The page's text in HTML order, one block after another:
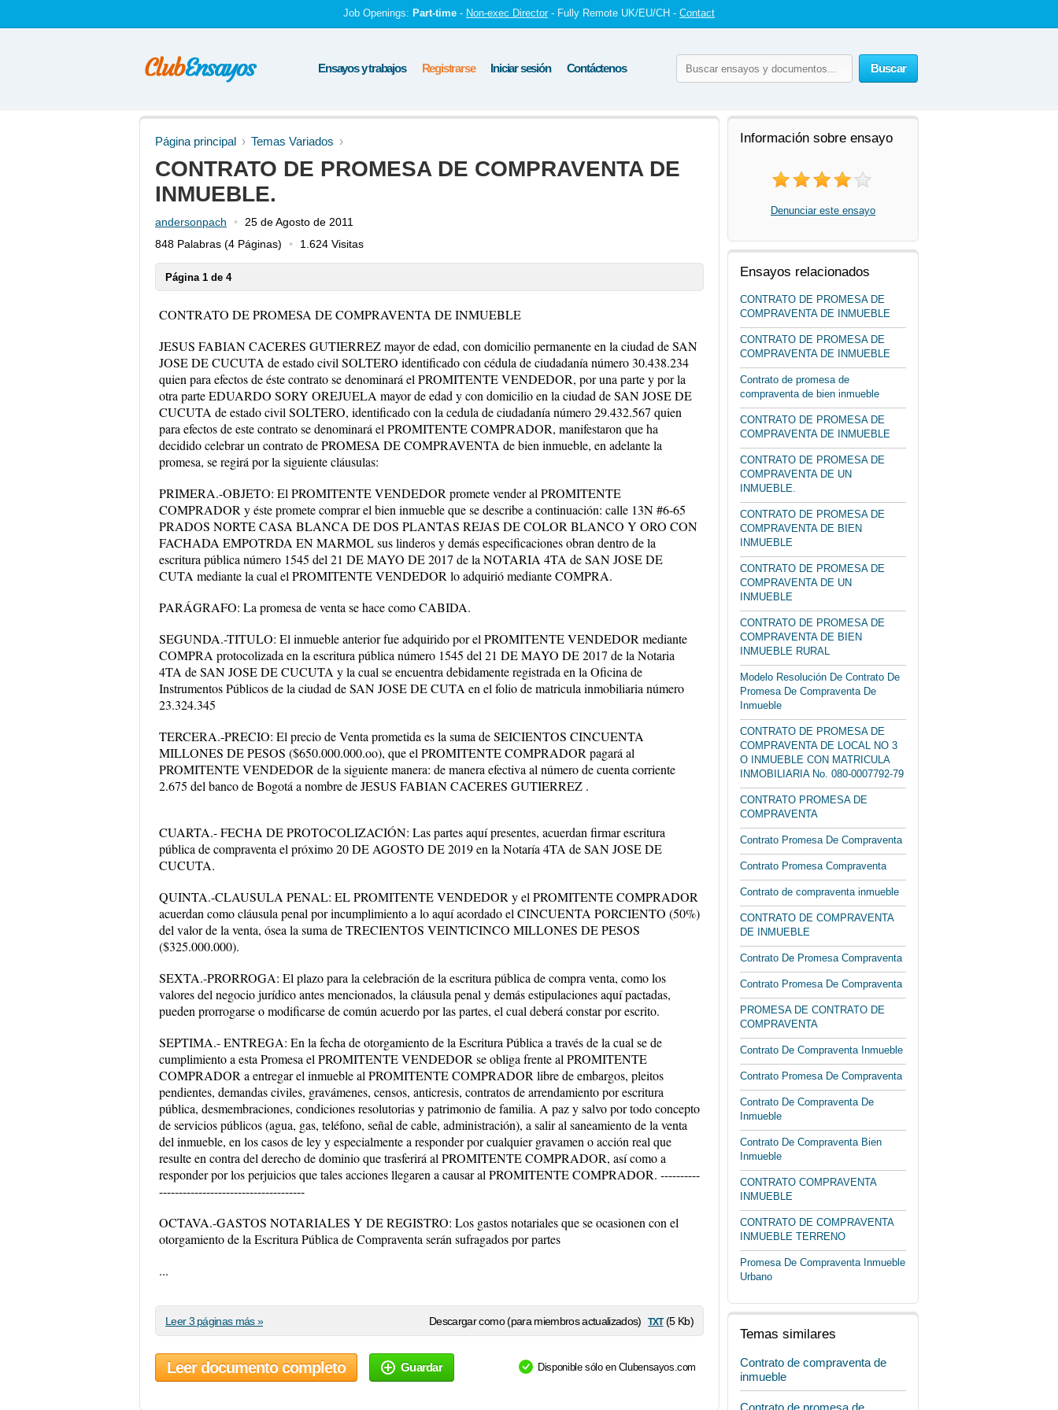
Job Openings: Part-time - Non-exec Director - Fully Remote UK/EU/CH - Contact
Buscar
Ensayos y trabajos Registrarse Iniciar sesión Contáctenos
Página principal Temas Variados
CONTRATO DE PROMESA DE COMPRAVENTA DE
INMUEBLE.
andersonpach
25 de Agosto de 2011
848 Palabras (4 Páginas) 1.624 Visitas
Página 1 de 4
CONTRATO DE PROMESA DE COMPRAVENTA DE INMUEBLE
JESUS FABIAN CACERES GUTIERREZ mayor de edad, con domicilio permanente en la ciudad de SAN
JOSE DE CUCUTA de estado civil SOLTERO identificado con cédula de ciudadanía número 30.438.234
quien para efectos de éste contrato se denominará el PROMITENTE VENDEDOR, por una parte y por la
otra parte EDUARDO SORY OREJUELA mayor de edad y con domicilio en la ciudad de SAN JOSE DE
CUCUTA de estado civil SOLTERO, identificado con la cedula de ciudadanía número 29.432.567 quien
para efectos de este contrato se denominará el PROMITENTE COMPRADOR, manifestaron que ha
decidido celebrar un contrato de PROMESA DE COMPRAVENTA de bien inmueble, en adelante la
promesa, se regirá por la siguiente cláusulas:
PRIMERA.-OBJETO: El PROMITENTE VENDEDOR promete vender al PROMITENTE
COMPRADOR y éste promete comprar el bien inmueble que se describe a continuación: calle 13N #6-65
PRADOS NORTE CASA BLANCA DE DOS PLANTAS REJAS DE COLOR BLANCO Y ORO CON
FACHADA EMPOTRDA EN MARMOL sus linderos y demás especificaciones obran dentro de la
escritura pública número 1545 del 21 DE MAYO DE 2017 de la NOTARIA 4TA de SAN JOSE DE
CUTA mediante la cual el PROMITENTE VENDEDOR lo adquirió mediante COMPRA.
PARÁGRAFO: La promesa de venta se hace como CABIDA.
SEGUNDA.-TITULO: El inmueble anterior fue adquirido por el PROMITENTE VENDEDOR mediante
COMPRA protocolizada en la escritura pública número 1545 del 21 DE MAYO DE 2017 de la Notaria
4TA de SAN JOSE DE CUCUTA y la cual se encuentra debidamente registrada en la Oficina de
Instrumentos Públicos de la ciudad de SAN JOSE DE CUTA en el folio de matricula inmobiliaria número
23.324.345
TERCERA.-PRECIO: El precio de Venta prometida es la suma de SEICIENTOS CINCUENTA
MILLONES DE PESOS ($650.000.000.oo), que el PROMITENTE COMPRADOR pagará al
PROMITENTE VENDEDOR de la siguiente manera: de manera efectiva al número de cuenta corriente
2.675 del banco de Bogotá a nombre de JESUS FABIAN CACERES GUTIERREZ .
CUARTA.- FECHA DE PROTOCOLIZACIÓN: Las partes aquí presentes, acuerdan firmar escritura
pública de compraventa el próximo 20 DE AGOSTO DE 2019 en la Notaría 4TA de SAN JOSE DE
CUCUTA.
QUINTA.-CLAUSULA PENAL: EL PROMITENTE VENDEDOR y el PROMITENTE COMPRADOR
acuerdan como cláusula penal por incumplimiento a lo aquí acordado el CINCUENTA PORCIENTO (50%)
del valor de la venta, ósea la suma de TRECIENTOS VEINTICINCO MILLONES DE PESOS
($325.000.000).
SEXTA.-PRORROGA: El plazo para la celebración de la escritura pública de compra venta, como los
valores del negocio jurídico antes mencionados, la cláusula penal y demás estipulaciones aquí pactadas,
pueden prorrogarse o modificarse de común acuerdo por las partes, el cual deberá constar por escrito.
SEPTIMA.- ENTREGA: En la fecha de otorgamiento de la Escritura Pública a través de la cual se de
cumplimiento a esta Promesa el PROMITENTE VENDEDOR se obliga frente al PROMITENTE
COMPRADOR a entregar el inmueble al PROMITENTE COMPRADOR libre de embargos, pleitos
pendientes, demandas civiles, gravámenes, censos, anticresis, contratos de arrendamiento por escritura
pública, desmembraciones, condiciones resolutorias y patrimonio de familia. A paz y salvo por todo concepto
de servicios públicos (agua, gas, teléfono, señal de cable, administración), a salir al saneamiento de la venta
del inmueble, en los casos de ley y especialmente a responder por cualquier gravamen o acción real que
resulte en contra del derecho de dominio que trasferirá al PROMITENTE COMPRADOR, así como a
responder por los perjuicios que tales acciones llegaren a causar al PROMITENTE COMPRADOR. ----------
-------------------------------------
OCTAVA.-GASTOS NOTARIALES Y DE REGISTRO: Los gastos notariales que se ocasionen con el
otorgamiento de la Escritura Pública de Compraventa serán sufragados por partes
...
Descargar como (para miembros actualizados) txt(5 Kb)
Leer 3 páginas más »
Leer documento completo Guardar Disponible sólo en Clubensayos.com
Información sobre ensayo
Denunciar este ensayo
Ensayos relacionados
CONTRATO DE PROMESA DE
COMPRAVENTA DE INMUEBLE
CONTRATO DE PROMESA DE
COMPRAVENTA DE INMUEBLE
Contrato de promesa de
compraventa de bien inmueble
CONTRATO DE PROMESA DE
COMPRAVENTA DE INMUEBLE
CONTRATO DE PROMESA DE
COMPRAVENTA DE UN
INMUEBLE.
CONTRATO DE PROMESA DE
COMPRAVENTA DE BIEN
INMUEBLE
CONTRATO DE PROMESA DE
COMPRAVENTA DE UN
INMUEBLE
CONTRATO DE PROMESA DE
COMPRAVENTA DE BIEN
INMUEBLE RURAL
Modelo Resolución De Contrato De
Promesa De Compraventa De
Inmueble
CONTRATO DE PROMESA DE
COMPRAVENTA DE LOCAL NO 3
O INMUEBLE CON MATRICULA
INMOBILIARIA No. 080-0007792-79
CONTRATO PROMESA DE
COMPRAVENTA
Contrato Promesa De Compraventa
Contrato Promesa Compraventa
Contrato de compraventa inmueble
CONTRATO DE COMPRAVENTA
DE INMUEBLE
Contrato De Promesa Compraventa
Contrato Promesa De Compraventa
PROMESA DE CONTRATO DE
COMPRAVENTA
Contrato De Compraventa Inmueble
Contrato Promesa De Compraventa
Contrato De Compraventa De
Inmueble
Contrato De Compraventa Bien
Inmueble
CONTRATO COMPRAVENTA
INMUEBLE
CONTRATO DE COMPRAVENTA
INMUEBLE TERRENO
Promesa De Compraventa Inmueble
Urbano
Temas similares
Contrato de compraventa de
inmueble
Contrato de promesa de